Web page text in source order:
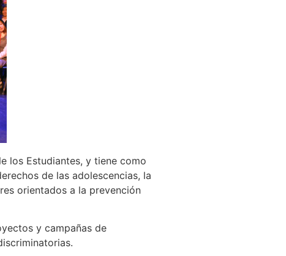
los Estudiantes, y tiene como
de las adolescencias, la
orientados a la prevención
y campañas de